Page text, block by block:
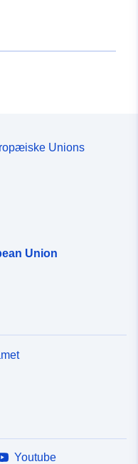
Unions
Union
Youtube